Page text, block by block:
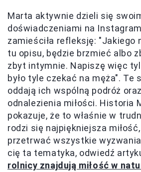
Marta aktywnie dzieli się
doświadczeniami na
zamieściła refleksję: "Jakiego
tu opisu, będzie brzmieć albo
zbyt intymnie. Napiszę więc
było tyle czekać na męża". Te
oddają ich wspólną podróż
odnalezienia miłości. Historia
pokazuje, że to właśnie w
rodzi się najpiękniejsza
przetrwać wszystkie
cię ta tematyka, odwiedź
rolnicy znajdują miłość w